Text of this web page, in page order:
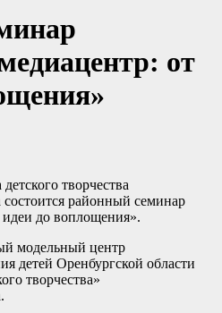
от
состоится районный семинар
до воплощения».
модельный центр
детей Оренбургской области
творчества»